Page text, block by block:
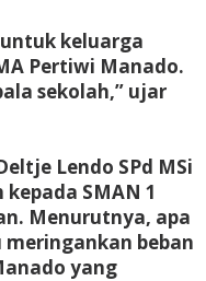
keluarga
Pertiwi Manado.
sekolah,” ujar
Lendo SPd MSi
SMAN 1
Menurutnya, apa
beban
yang